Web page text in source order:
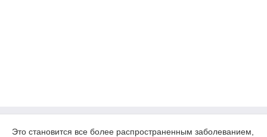
Это становится все более распространенным заболеванием,